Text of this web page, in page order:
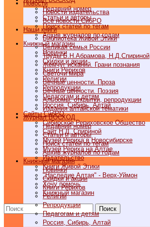
Недавний номер
Статьи и авторы
Поиск статей по тегам
Архив журналов по годам
Книжный магазин
Новинки
Скидки и акции
Книги Рерихов
Религии
Репродукции
Педагогам и детям
Россия, Сибирь, Алтай
Cайты СибРО
Сибирское Рериховское Общество
Сайт Н.Д. Спириной
Музей Рериха в Новосибирске
Музей Рериха на Алтае
Издательство
Книги Живой Этики
"Наследие Алтая" - Верх-Уймон
Хочу помочь
Книжный магазин
Поиск
Новости
Новости издательства
Все новости СибРО
Наши книги
Библиотека Живой Этики
Великая семья России
Труды Б.Н.Абрамова, Н.Д.Спириной
Жемчуг исканий. Грани познания
Светочи мира
Вечные ценности. Проза
Вечные ценности. Поэзия
Альбомы, открытки, репродукции
Издания алтайской тематики
Журнал ВОСХОД
Недавний номер
Статьи и авторы
Поиск статей по тегам
Архив журналов по годам
Книжный магазин
Новинки
Скидки и акции
Книги Рерихов
Религии
Репродукции
Педагогам и детям
Россия, Сибирь, Алтай